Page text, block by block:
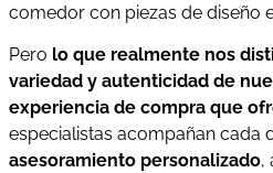
comedor con piezas de diseño
Pero lo que realmente nos
variedad y autenticidad de
experiencia de compra que
especialistas acompañan cada
asesoramiento personalizado,